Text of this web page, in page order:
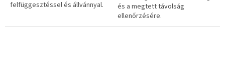
felfüggesztéssel és állvánnyal.
és a megtett távolság
ellenőrzésére.